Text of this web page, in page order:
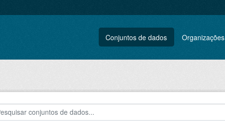
Conjuntos de dados Organizações